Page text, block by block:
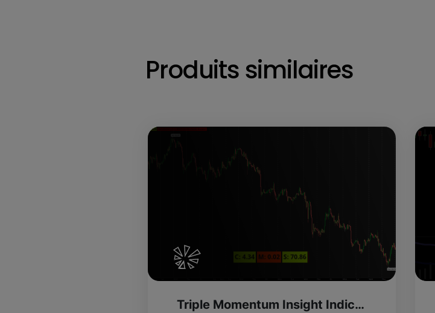
Produits similaires
Triple Momentum Insight Indicator for ThinkOrSwim